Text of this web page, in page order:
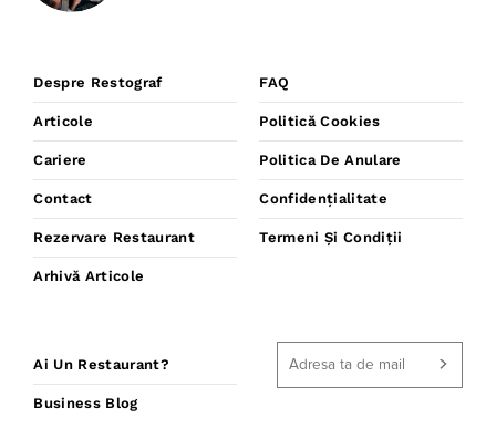
Despre Restograf
Articole
Cariere
Contact
Rezervare Restaurant
Arhivă Articole
FAQ
Politică Cookies
Politica De Anulare
Confidențialitate
Termeni Și Condiții
Ai Un Restaurant?
Business Blog